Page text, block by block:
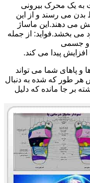
به یک محرک بیرونی
بدن می رسند و از این
می دهند.این ماساژ
می بخشد.فواید: از جمله
و جسمی
پیدا می کند.
و پاهای شما می تواند
طور که شده به دنبال
بر جا مانده که دلیل